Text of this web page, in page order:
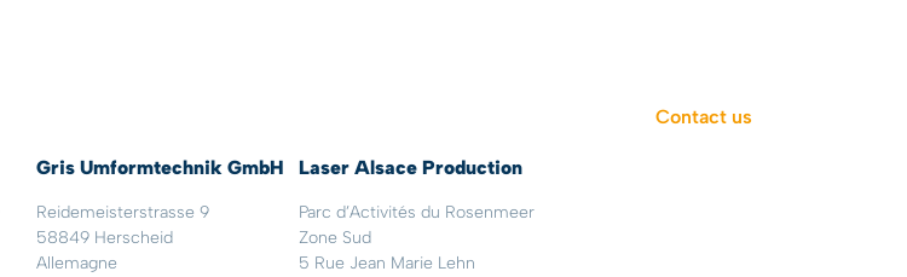
Gris Umformtechnik GmbH
Reidemeisterstrasse 9
58849 Herscheid
Allemagne
Laser Alsace Production
Parc d’Activités du Rosenmeer
Zone Sud
5 Rue Jean Marie Lehn
Contact us